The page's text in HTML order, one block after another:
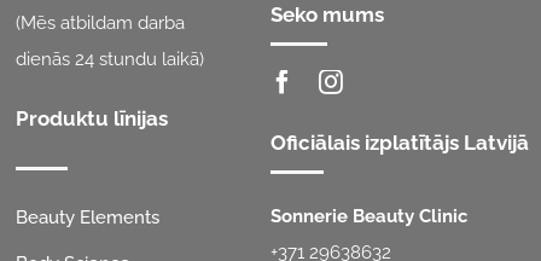
(Mēs atbildam darba
dienās 24 stundu laikā)
Produktu līnijas
Beauty Elements
Seko mums
Oficiālais izplatītājs Latvijā
Sonnerie Beauty Clinic
+371 29638632